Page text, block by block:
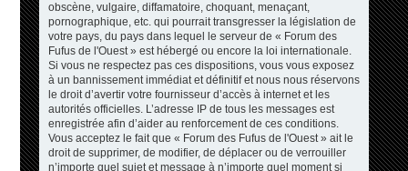
obscène, vulgaire, diffamatoire, choquant, menaçant,
pornographique, etc. qui pourrait transgresser la législation de
votre pays, du pays dans lequel le serveur de « Forum des
Fufus de l'Ouest » est hébergé ou encore la loi internationale.
Si vous ne respectez pas ces dispositions, vous vous exposez
à un bannissement immédiat et définitif et nous nous réservons
le droit d’avertir votre fournisseur d’accès à internet et les
autorités officielles. L’adresse IP de tous les messages est
enregistrée afin d’aider au renforcement de ces conditions.
Vous acceptez le fait que « Forum des Fufus de l'Ouest » ait le
droit de supprimer, de modifier, de déplacer ou de verrouiller
n’importe quel sujet et message à n’importe quel moment si